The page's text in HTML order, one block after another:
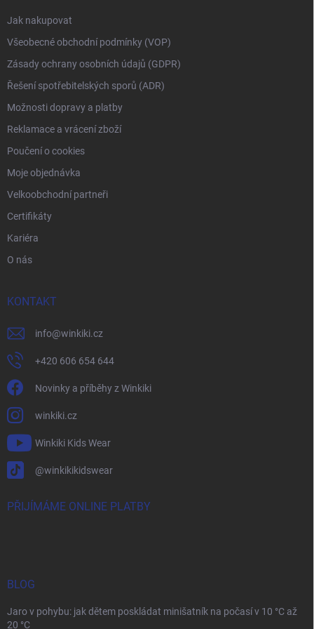
Jak nakupovat
Všeobecné obchodní podmínky (VOP)
Zásady ochrany osobních údajů (GDPR)
Řešení spotřebitelských sporů (ADR)
Možnosti dopravy a platby
Reklamace a vrácení zboží
Poučení o cookies
Moje objednávka
Velkoobchodní partneři
Certifikáty
Kariéra
O nás
KONTAKT
info@winkiki.cz
+420 606 654 644
Novinky a příběhy z Winkiki
winkiki.cz
Winkiki Kids Wear
@winkikikidswear
PŘIJÍMÁME ONLINE PLATBY
BLOG
Jaro v pohybu: jak dětem poskládat minišatník na počasí v 10 °C až
20 °C